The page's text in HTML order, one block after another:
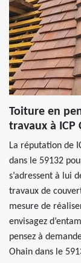
Toiture en
travaux à ICP
La réputation de
dans le 59132
s’adressent à lui
travaux de
mesure de
envisagez
pensez à
Ohain dans le